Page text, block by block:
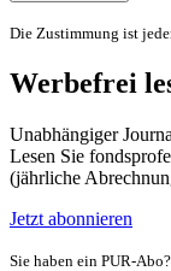
Die Zustimmung ist
Werbefrei
Unabhängiger
Lesen Sie
(jährliche
Jetzt abonnieren
Sie haben ein PUR-Abo?